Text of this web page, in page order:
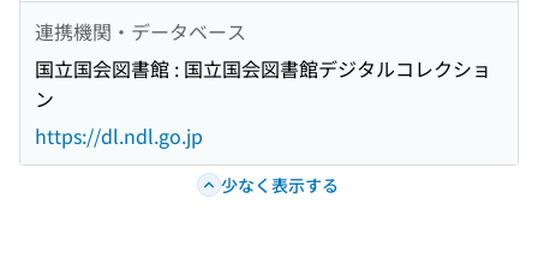
連携機関・データベース
国立国会図書館 : 国立国会図書館デジタルコレクショ
ン
https://dl.ndl.go.jp
少なく表示する